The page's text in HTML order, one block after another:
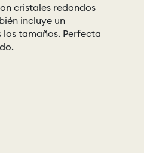
cristales redondos
incluye un
tamaños. Perfecta